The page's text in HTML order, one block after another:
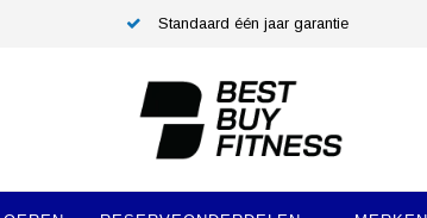
Standaard één jaar garantie